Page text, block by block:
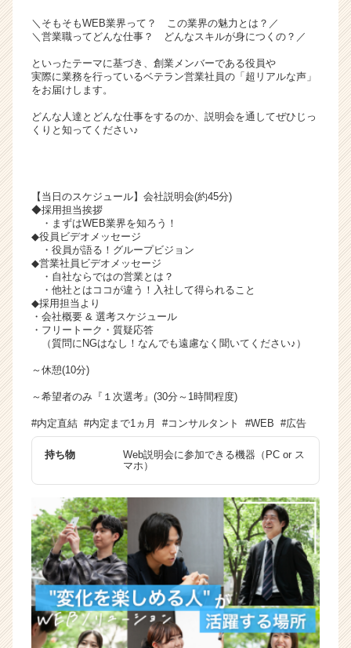
e
＼そもそもWEB業界って？ この業界の魅力とは？／
＼営業職ってどんな仕事？ どんなスキルが身につくの？／
といったテーマに基づき、創業メンバーである役員や
実際に業務を行っているベテラン営業社員の「超リアルな声」
をお届けします。
どんな人達とどんな仕事をするのか、説明会を通してぜひじっ
くりと知ってください♪
【当日のスケジュール】会社説明会(約45分)
◆採用担当挨拶
・まずはWEB業界を知ろう！
◆役員ビデオメッセージ
・役員が語る！グループビジョン
◆営業社員ビデオメッセージ
・自社ならではの営業とは？
・他社とはココが違う！入社して得られること
◆採用担当より
・会社概要 & 選考スケジュール
・フリートーク・質疑応答
（質問にNGはなし！なんでも遠慮なく聞いてください♪）
～休憩(10分)
～希望者のみ『１次選考』(30分～1時間程度)
#内定直結 #内定まで1ヵ月 #コンサルタント #WEB #広告
持ち物
Web説明会に参加できる機器（PC or ス
マホ）